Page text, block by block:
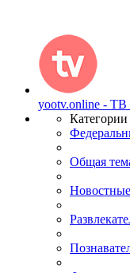
yootv.online - ТВ
Категории
Общая
Новостные